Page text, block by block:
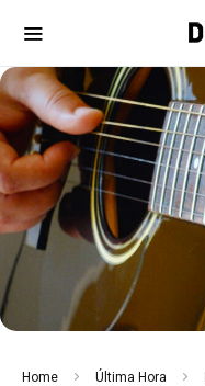
Home Última Hora